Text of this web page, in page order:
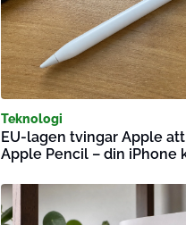
Teknologi
EU-lagen tvingar Apple
Apple Pencil – din iPhone